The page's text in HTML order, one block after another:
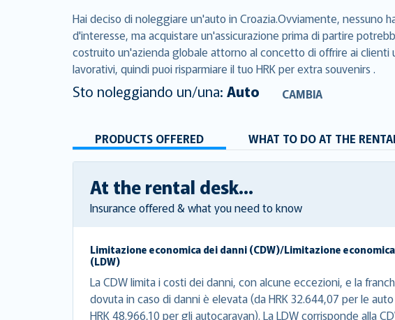
Hai deciso di noleggiare un'auto in Croazia.Ovviamente, nessuno
d'interesse, ma acquistare un'assicurazione prima di partire
costruito un'azienda globale attorno al concetto di offrire ai
lavorativi, quindi puoi risparmiare il tuo HRK per extra souvenirs .
Sto noleggiando un/una: Auto CAMBIA
PRODUCTS OFFERED WHAT TO DO AT THE
At the rental desk...
Insurance offered & what you need to know
Limitazione economica dei danni (CDW)/Limitazione
(LDW)
La CDW limita i costi dei danni, con alcune eccezioni, e la
dovuta in caso di danni è elevata (da HRK 32.644,07 per le
HRK 48.966,10 per gli autocaravan). La LDW corrisponde alla